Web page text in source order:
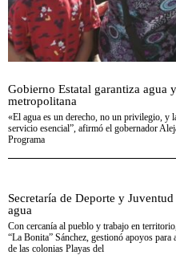
Gobierno Estatal garantiza agua
metropolitana
«El agua es un derecho, no un privilegio, y
servicio esencial”, afirmó el gobernador
Programa
Secretaría de Deporte y
agua
Con cercanía al pueblo y trabajo en
“La Bonita” Sánchez, gestionó apoyos
de las colonias Playas del